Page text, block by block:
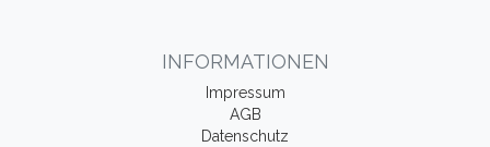
INFORMATIONEN
Impressum
AGB
Datenschutz